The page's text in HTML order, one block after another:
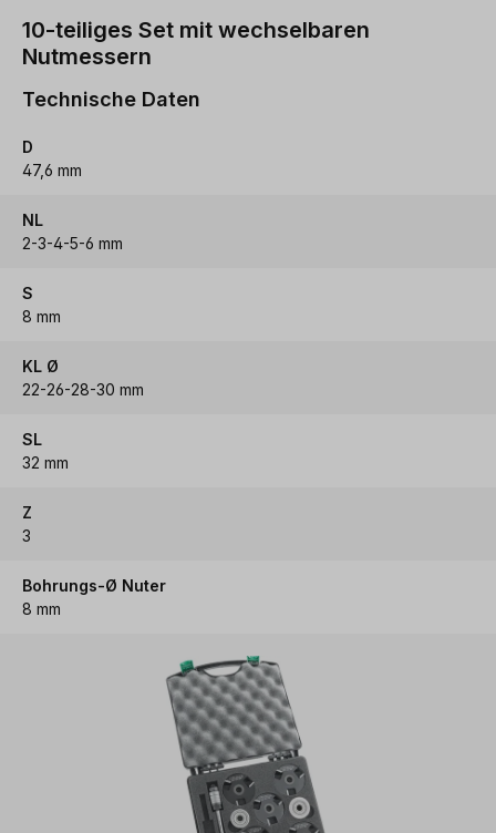
10-teiliges Set mit wechselbaren
Nutmessern
Technische Daten
D
47,6 mm
NL
2-3-4-5-6 mm
S
8 mm
KL Ø
22-26-28-30 mm
SL
32 mm
Z
3
Bohrungs-Ø Nuter
8 mm